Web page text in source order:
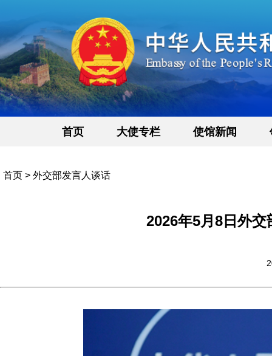
首页 大使专栏 使馆新闻
首页 > 外交部发言人谈话
2026年5月8日外